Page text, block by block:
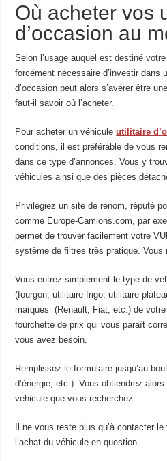
Où acheter vos
d’occasion au
Selon l’usage auquel est destiné
forcément nécessaire d’investir dans
d’occasion peut alors s’avérer être
faut-il savoir où l’acheter.
Pour acheter un véhiculeutilitaire
conditions, il est préférable de vous
dans ce type d’annonces. Vous y
véhicules ainsi que des pièces
Privilégiez un site de renom, réputé
comme Europe-Camions.com, par
permet de trouver facilement votre
système de filtres très pratique. Vous
Vous entrez simplement le type de
(fourgon, utilitaire-frigo, utilitaire-
marques (Renault, Fiat, etc.) de
fourchette de prix qui vous paraît
vous avez besoin.
Remplissez le formulaire jusqu’au
d’énergie, etc.). Vous obtiendrez
véhicule que vous recherchez.
Il ne vous reste plus qu’à contacter
l’achat du véhicule en question.